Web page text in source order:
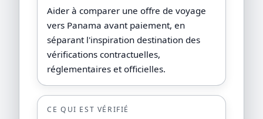
Aider à comparer une offre de voyage
vers Panama avant paiement, en
séparant l'inspiration destination des
vérifications contractuelles,
réglementaires et officielles.
CE QUI EST VÉRIFIÉ